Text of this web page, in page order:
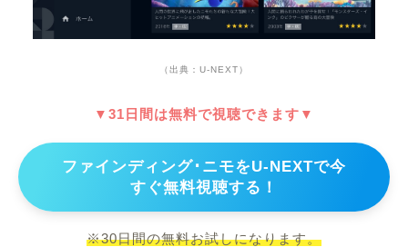
（出典：U-NEXT）
▼31日間は無料で視聴できます▼
ファインディング･ニモをU-NEXTで今
すぐ無料視聴する！
※30日間の無料お試しになります。